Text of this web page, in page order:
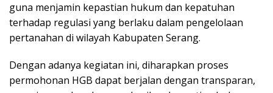
guna menjamin kepastian hukum dan kepatuhan
terhadap regulasi yang berlaku dalam pengelolaan
pertanahan di wilayah Kabupaten Serang.
Dengan adanya kegiatan ini, diharapkan proses
permohonan HGB dapat berjalan dengan transparan,